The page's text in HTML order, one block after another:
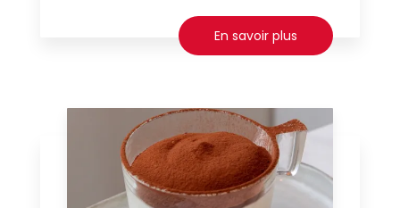
En savoir plus